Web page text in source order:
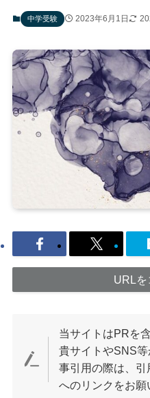
中学受験 2023年6月1日
URLを
当サイトはPRを
貴サイトやSNS
事引用の際は、引
へのリンクをお願